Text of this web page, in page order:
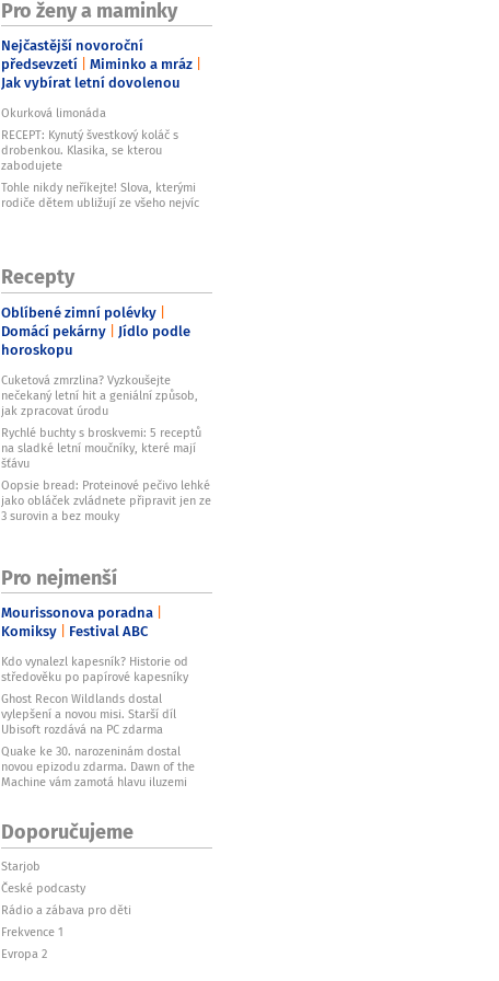
Pro ženy a maminky
Nejčastější novoroční
předsevzetí Miminko a mráz
Jak vybírat letní dovolenou
Okurková limonáda
RECEPT: Kynutý švestkový koláč s
drobenkou. Klasika, se kterou
zabodujete
Tohle nikdy neříkejte! Slova, kterými
rodiče dětem ubližují ze všeho nejvíc
Recepty
Oblíbené zimní polévky
Domácí pekárny Jídlo podle
horoskopu
Cuketová zmrzlina? Vyzkoušejte
nečekaný letní hit a geniální způsob,
jak zpracovat úrodu
Rychlé buchty s broskvemi: 5 receptů
na sladké letní moučníky, které mají
šťávu
Oopsie bread: Proteinové pečivo lehké
jako obláček zvládnete připravit jen ze
3 surovin a bez mouky
Pro nejmenší
Mourissonova poradna
Komiksy Festival ABC
Kdo vynalezl kapesník? Historie od
středověku po papírové kapesníky
Ghost Recon Wildlands dostal
vylepšení a novou misi. Starší díl
Ubisoft rozdává na PC zdarma
Quake ke 30. narozeninám dostal
novou epizodu zdarma. Dawn of the
Machine vám zamotá hlavu iluzemi
Doporučujeme
Starjob
České podcasty
Rádio a zábava pro děti
Frekvence 1
Evropa 2